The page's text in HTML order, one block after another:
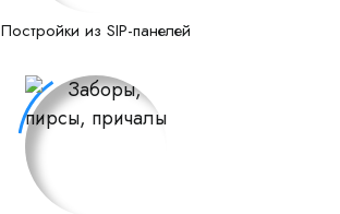
Постройки из SIP-панелей